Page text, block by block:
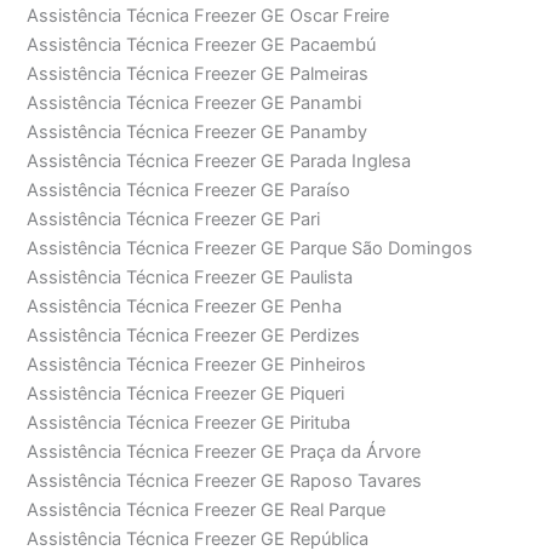
Assistência Técnica Freezer GE Oscar Freire
Assistência Técnica Freezer GE Pacaembú
Assistência Técnica Freezer GE Palmeiras
Assistência Técnica Freezer GE Panambi
Assistência Técnica Freezer GE Panamby
Assistência Técnica Freezer GE Parada Inglesa
Assistência Técnica Freezer GE Paraíso
Assistência Técnica Freezer GE Pari
Assistência Técnica Freezer GE Parque São Domingos
Assistência Técnica Freezer GE Paulista
Assistência Técnica Freezer GE Penha
Assistência Técnica Freezer GE Perdizes
Assistência Técnica Freezer GE Pinheiros
Assistência Técnica Freezer GE Piqueri
Assistência Técnica Freezer GE Pirituba
Assistência Técnica Freezer GE Praça da Árvore
Assistência Técnica Freezer GE Raposo Tavares
Assistência Técnica Freezer GE Real Parque
Assistência Técnica Freezer GE República